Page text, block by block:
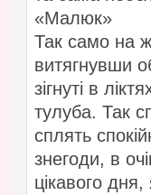
«Малюк»
Так само на
витягнувши
зігнуті в
тулуба. Так
сплять
знегоди, в
цікавого